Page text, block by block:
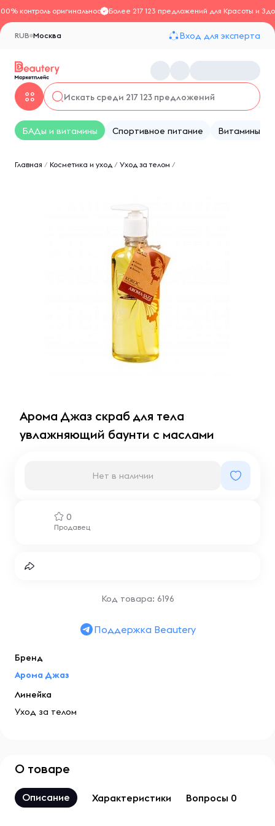
контроль оригинальностиБолее 217 123 предложений для Красоты и
Москва
RUB Вход для эксперта
БАДы и витамины Спортивное питание Витамины
Главная / Косметика и уход / Уход за телом /
Арома Джаз скраб для тела
увлажняющий баунти с маслами
0
Продавец
Нет в наличии
Код товара: 6196
Поддержка Beautery
Бренд
Арома Джаз
Линейка
Уход за телом
О товаре
Описание Характеристики Вопросы 0